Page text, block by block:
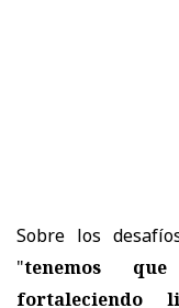
Sobre los
"tenemos